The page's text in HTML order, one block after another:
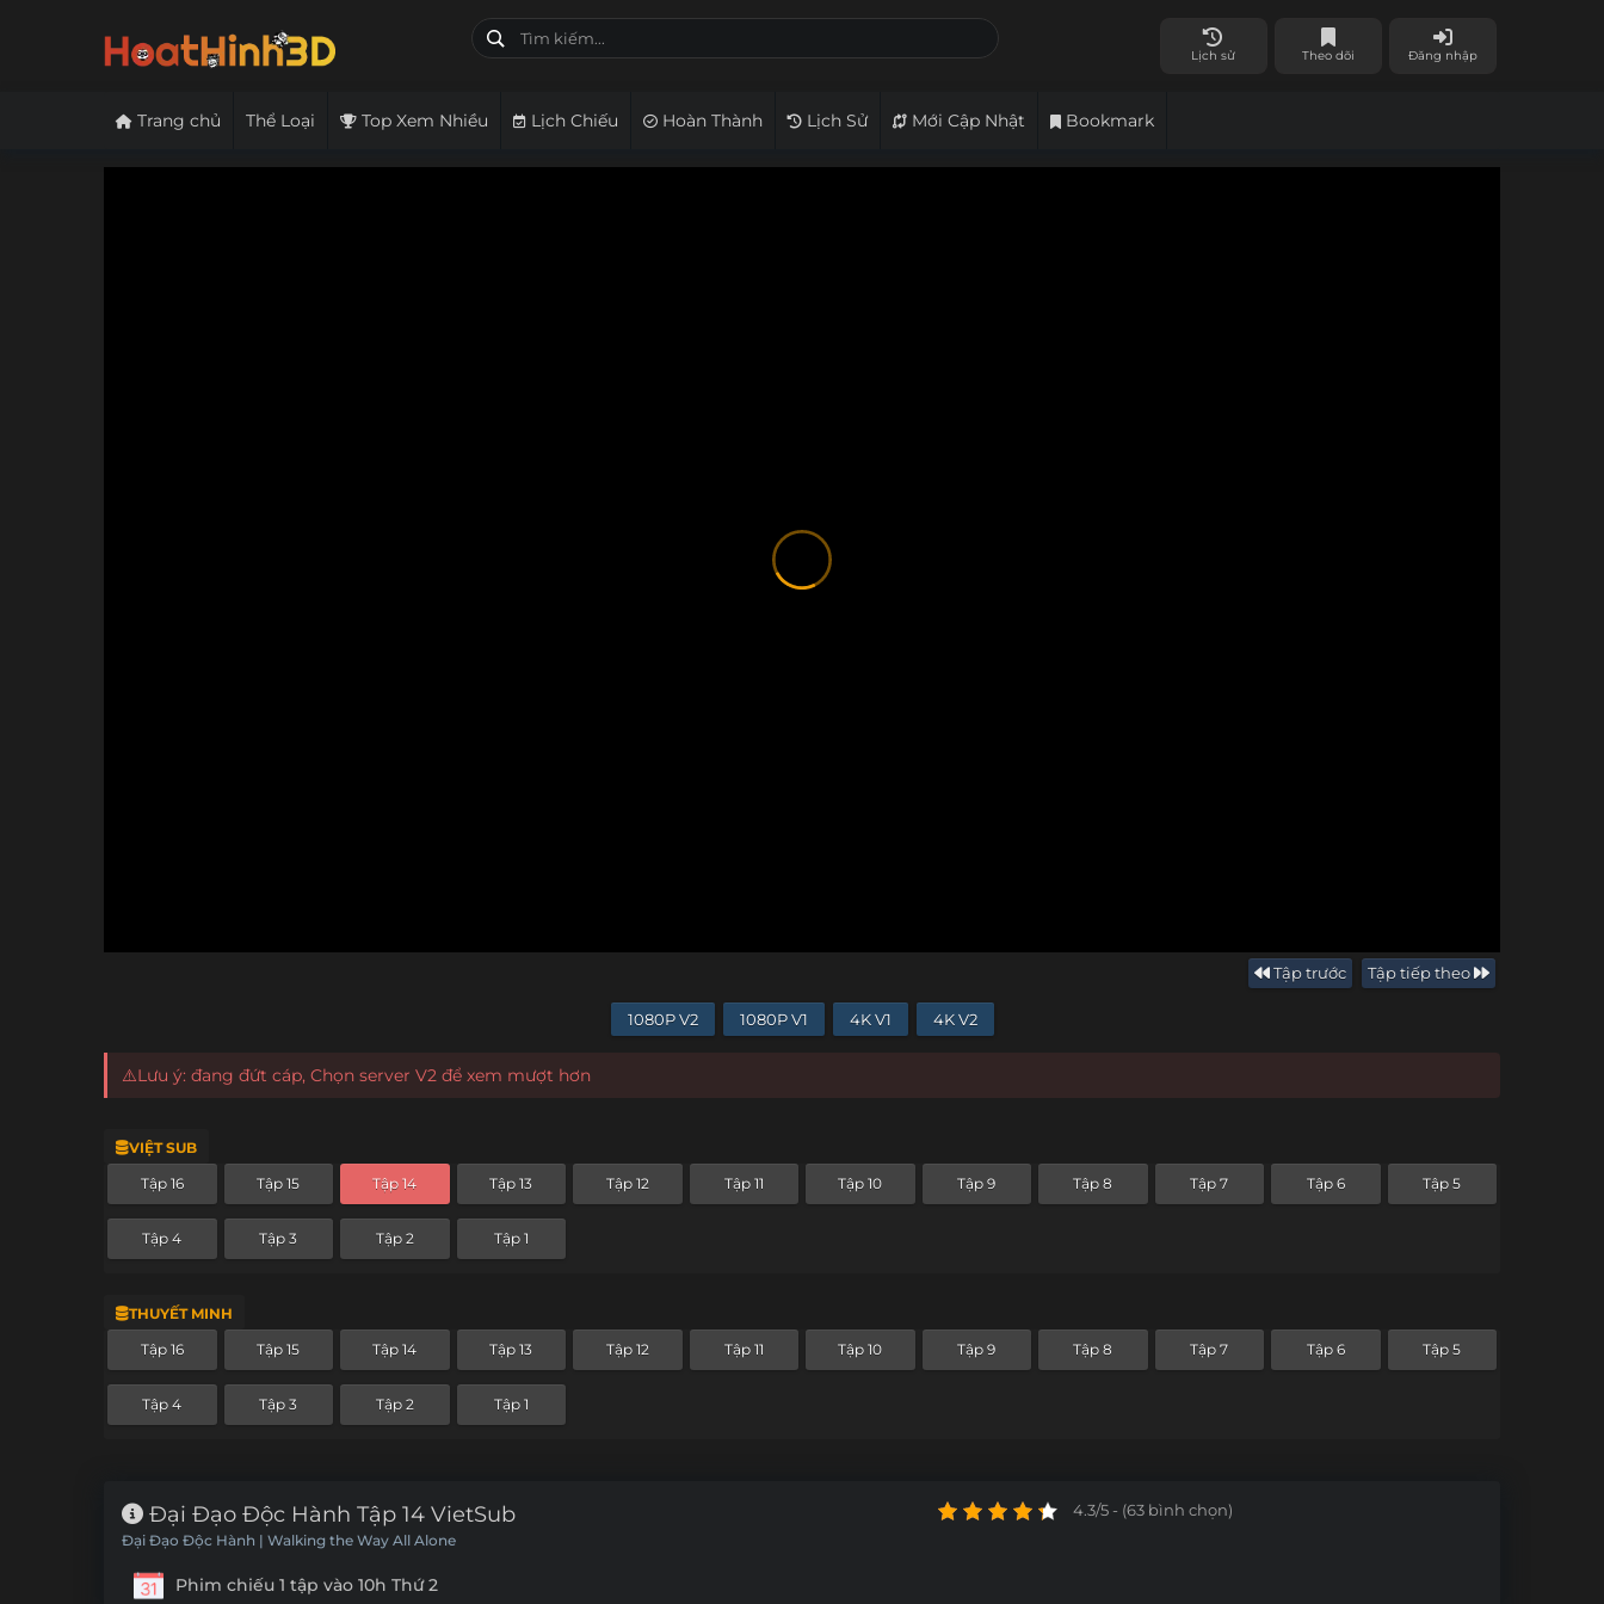
Lịch sử Theo dõi Đăng nhập
Trang chủ Thể Loại Top Xem Nhiều Lịch Chiếu Hoàn Thành Lịch Sử Mới Cập Nhật Bookmark
Tập trước Tập tiếp theo
1080P V2 1080P V1 4K V1 4K V2
⚠️Lưu ý: đang đứt cáp, Chọn server V2 để xem mượt hơn
VIỆT SUB
Tập 16 Tập 15 Tập 14 Tập 13 Tập 12 Tập 11 Tập 10 Tập 9 Tập 8 Tập 7 Tập 6 Tập 5
Tập 4 Tập 3 Tập 2 Tập 1
THUYẾT MINH
Tập 16 Tập 15 Tập 14 Tập 13 Tập 12 Tập 11 Tập 10 Tập 9 Tập 8 Tập 7 Tập 6 Tập 5
Tập 4 Tập 3 Tập 2 Tập 1
Đại Đạo Độc Hành Tập 14 VietSub
Đại Đạo Độc Hành | Walking the Way All Alone
Phim chiếu 1 tập vào 10h Thứ 2
4.3/5 - (63 bình chọn)